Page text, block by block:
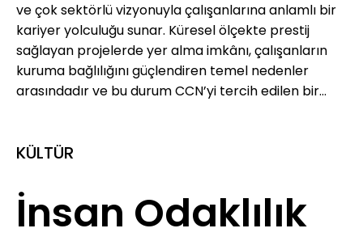
ve çok sektörlü vizyonuyla çalışanlarına anlamlı bir
kariyer yolculuğu sunar. Küresel ölçekte prestij
sağlayan projelerde yer alma imkânı, çalışanların
kuruma bağlılığını güçlendiren temel nedenler
arasındadır ve bu durum CCN’yi tercih edilen bir
KÜLTÜR
İnsan Odaklılık